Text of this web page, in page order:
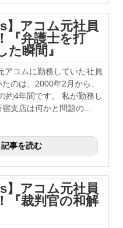
】アコム元社員
『弁護士を打
た瞬間』
アコムに勤務していた社員
のは、2000年2月から、
約4年間です。 私が勤務し
支店は何かと問題の...
記事を読む
】アコム元社員
『裁判官の和解